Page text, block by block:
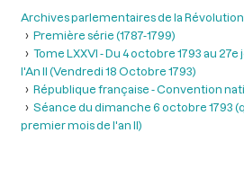
Archives parlementaires de la
Première série (1787-1799)
Tome LXXVI - Du 4 octobre 1793 au
l'An II (Vendredi 18 Octobre 1793)
République française - Convention
Séance du dimanche 6 octobre 1793
premier mois de l'an II)